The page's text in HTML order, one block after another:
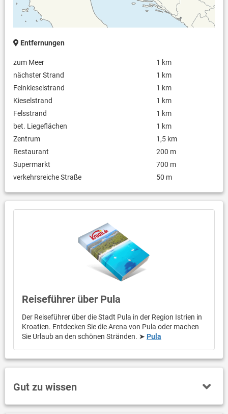
Entfernungen
zum Meer
1 km
nächster Strand
1 km
Feinkieselstrand
1 km
Kieselstrand
1 km
Felsstrand
1 km
bet. Liegeflächen
1 km
Zentrum
1,5 km
Restaurant
200 m
Supermarkt
700 m
verkehrsreiche Straße
50 m
Reiseführer über Pula
Der Reiseführer über die Stadt Pula in der Region Istrien in
Kroatien. Entdecken Sie die Arena von Pula oder machen
Sie Urlaub an den schönen Stränden. ➤ Pula
Gut zu wissen